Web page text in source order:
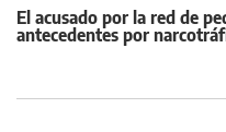
El acusado por la red de
antecedentes por